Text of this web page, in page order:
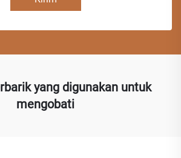
yang digunakan untuk
mengobati